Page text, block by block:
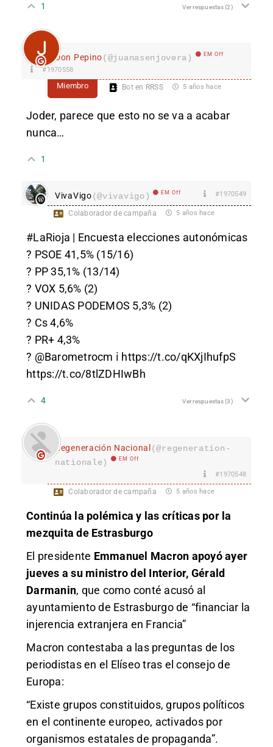
1 Ver respuestas(2)
Don Pepino(@juanasenjovera) EM Off
#1970558
Miembro Bot en RRSS 5 años hace
Joder, parece que esto no se va a acabar
nunca…
1
VivaVigo(@vivavigo) EM Off #1970549
Colaborador de campaña 5 años hace
#LaRioja | Encuesta elecciones autonómicas
? PSOE 41,5% (15/16)
? PP 35,1% (13/14)
? VOX 5,6% (2)
? UNIDAS PODEMOS 5,3% (2)
? Cs 4,6%
? PR+ 4,3%
? @Barometrocm ℹ️ https://t.co/qKXjIhufpS
https://t.co/8tlZDHIwBh
4 Ver respuestas(3)
Regeneración Nacional (@regeneration-
nationale)
EM Off
#1970548
Colaborador de campaña 5 años hace
Continúa la polémica y las críticas por la
mezquita de Estrasburgo
El presidente Emmanuel Macron apoyó ayer
jueves a su ministro del Interior, Gérald
Darmanin, que como conté acusó al
ayuntamiento de Estrasburgo de “financiar la
injerencia extranjera en Francia”
Macron contestaba a las preguntas de los
periodistas en el Elíseo tras el consejo de
Europa:
“Existe grupos constituidos, grupos políticos
en el continente europeo, activados por
organismos estatales de propaganda”.